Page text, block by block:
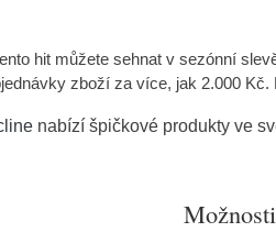
hit můžete sehnat v sezónní
zboží za více, jak 2.000
nabízí špičkové produkty ve